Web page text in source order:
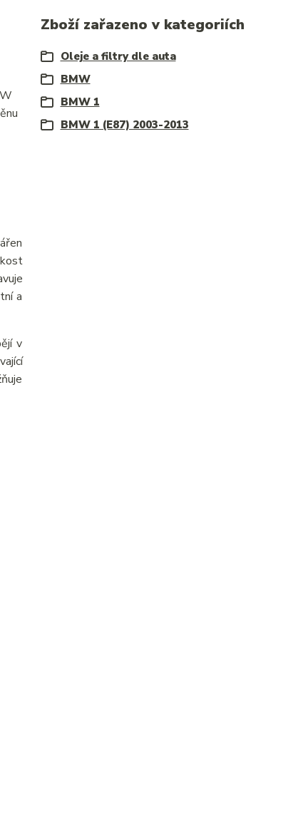
a
v
Zboží zařazeno v kategoriích
Oleje a filtry dle auta
BMW
BMW 1
BMW 1 (E87) 2003-2013